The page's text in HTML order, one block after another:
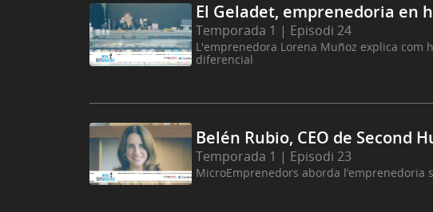
El Geladet, emprenedoria en
Temporada 1 | Episodi 24
L'emprenedora Lorena Muñoz explica
diferencial
Belén Rubio, CEO de Second
Temporada 1 | Episodi 23
MicroEmprenedors aborda